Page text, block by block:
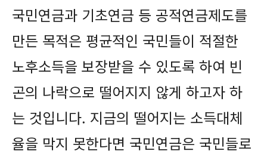
국민연금과 기초연금 등 공적연금제도를
만든 목적은 평균적인 국민들이 적절한
노후소득을 보장받을 수 있도록 하여 빈
곤의 나락으로 떨어지지 않게 하고자 하
는 것입니다. 지금의 떨어지는 소득대체
율을 막지 못한다면 국민연금은 국민들로